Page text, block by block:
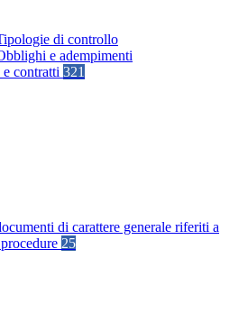
di controllo
e adempimenti
contratti 321
di carattere generale riferiti a
25